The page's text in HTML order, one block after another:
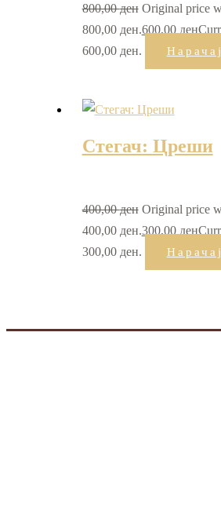
800,00ден Original price
800,00 ден.600,00 ден
600,00 ден.
Нарачај
Стегач: Цреши
400,00ден Original price
400,00 ден.300,00 ден
300,00 ден.
Нарачај